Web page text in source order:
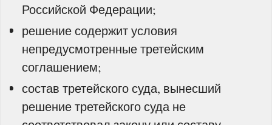
Российской Федерации;
решение содержит условия
непредусмотренные третейским
соглашением;
состав третейского суда, вынесший
решение третейского суда не